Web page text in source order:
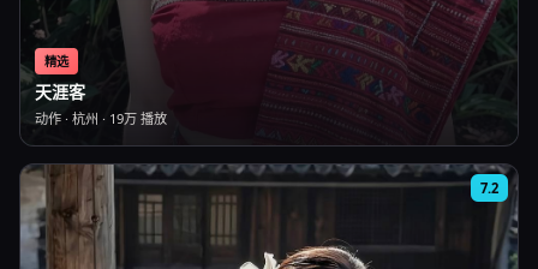
精选
天涯客
动作 · 杭州 · 19万 播放
7.2